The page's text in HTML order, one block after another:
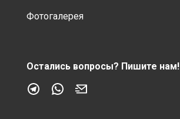
Фотогалерея
Остались вопросы? Пишите нам!